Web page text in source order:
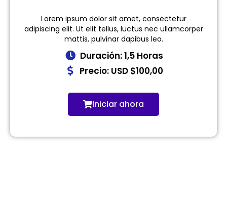
Lorem ipsum dolor sit amet, consectetur
adipiscing elit. Ut elit tellus, luctus nec ullamcorper
mattis, pulvinar dapibus leo.
Duración: 1,5 Horas
Precio: USD $100,00
Iniciar ahora